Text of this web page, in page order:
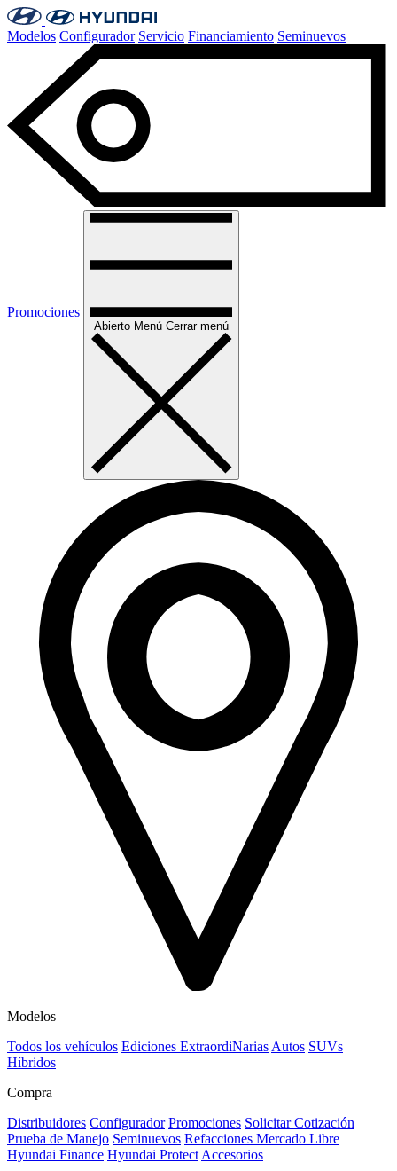
Modelos Configurador Servicio Financiamiento Seminuevos
Promociones
Abierto Menú Cerrar menú
Modelos
Todos los vehículos Ediciones ExtraordiNarias Autos SUVs
Híbridos
Compra
Distribuidores Configurador Promociones Solicitar Cotización
Prueba de Manejo Seminuevos Refacciones Mercado Libre
Hyundai Finance Hyundai Protect Accesorios